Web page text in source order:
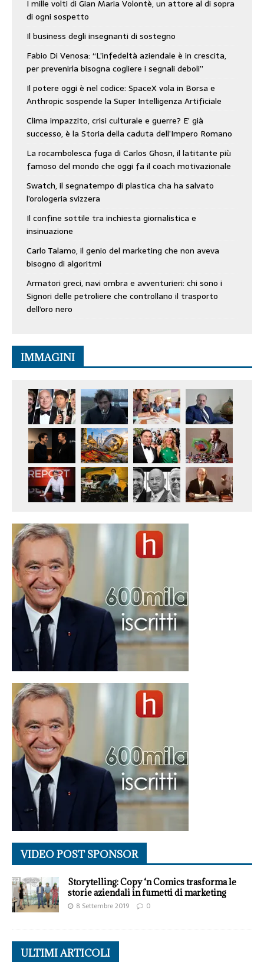
I mille volti di Gian Maria Volontè, un attore al di sopra
di ogni sospetto
Il business degli insegnanti di sostegno
Fabio Di Venosa: “L’infedeltà aziendale è in crescita,
per prevenirla bisogna cogliere i segnali deboli”
Il potere oggi è nel codice: SpaceX vola in Borsa e
Anthropic sospende la Super Intelligenza Artificiale
Clima impazzito, crisi culturale e guerre? E’ già
successo, è la Storia della caduta dell’Impero Romano
La rocambolesca fuga di Carlos Ghosn, il latitante più
famoso del mondo che oggi fa il coach motivazionale
Swatch, il segnatempo di plastica cha ha salvato
l’orologeria svizzera
Il confine sottile tra inchiesta giornalistica e
insinuazione
Carlo Talamo, il genio del marketing che non aveva
bisogno di algoritmi
Armatori greci, navi ombra e avventurieri: chi sono i
Signori delle petroliere che controllano il trasporto
dell’oro nero
IMMAGINI
VIDEO POST SPONSOR
Storytelling: Copy ‘n Comics trasforma le
storie aziendali in fumetti di marketing
8 Settembre 2019 0
ULTIMI ARTICOLI